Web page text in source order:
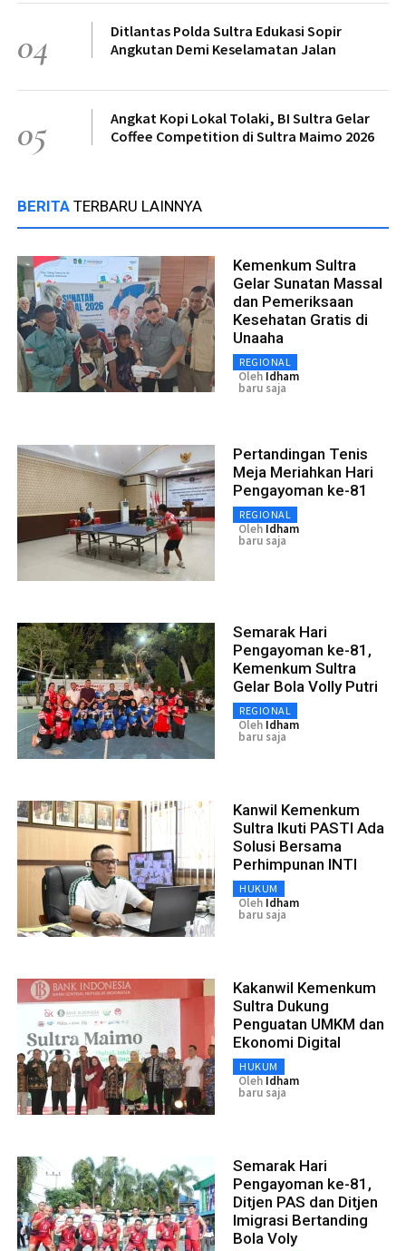
04
Ditlantas Polda Sultra Edukasi Sopir
Angkutan Demi Keselamatan Jalan
05
Angkat Kopi Lokal Tolaki, BI Sultra Gelar
Coffee Competition di Sultra Maimo 2026
BERITA TERBARU LAINNYA
Kemenkum Sultra
Gelar Sunatan Massal
dan Pemeriksaan
Kesehatan Gratis di
Unaaha
REGIONAL
Oleh Idham
baru saja
Pertandingan Tenis
Meja Meriahkan Hari
Pengayoman ke-81
REGIONAL
Oleh Idham
baru saja
Semarak Hari
Pengayoman ke-81,
Kemenkum Sultra
Gelar Bola Volly Putri
REGIONAL
Oleh Idham
baru saja
Kanwil Kemenkum
Sultra Ikuti PASTI Ada
Solusi Bersama
Perhimpunan INTI
HUKUM
Oleh Idham
baru saja
Kakanwil Kemenkum
Sultra Dukung
Penguatan UMKM dan
Ekonomi Digital
HUKUM
Oleh Idham
baru saja
Semarak Hari
Pengayoman ke-81,
Ditjen PAS dan Ditjen
Imigrasi Bertanding
Bola Voly